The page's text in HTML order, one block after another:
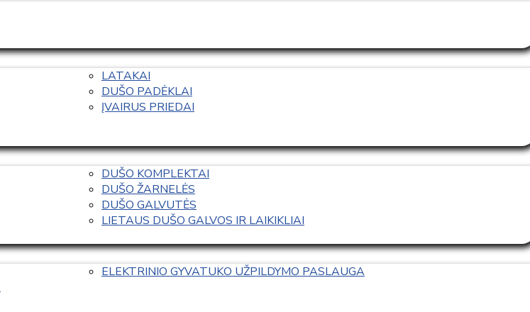
LATAKAI
DUŠO PADĖKLAI
ĮVAIRUS PRIEDAI
DUŠO KOMPLEKTAI
DUŠO ŽARNELĖS
DUŠO GALVUTĖS
LIETAUS DUŠO GALVOS IR LAIKIKLIAI
ELEKTRINIO GYVATUKO UŽPILDYMO PASLAUGA